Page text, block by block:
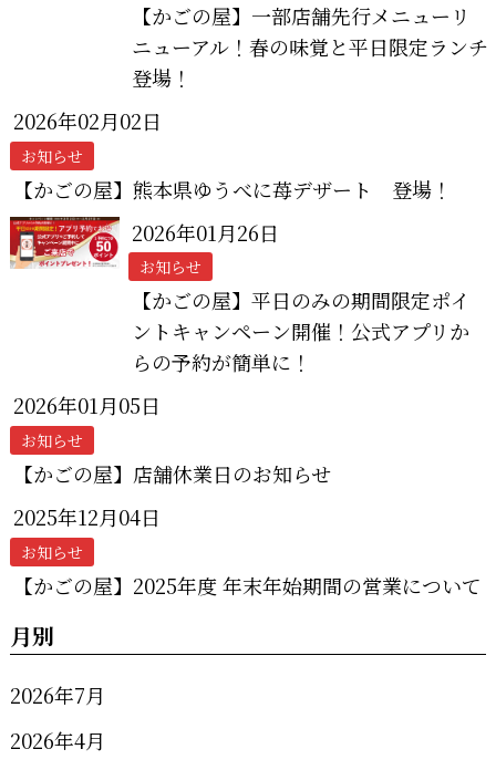
【かごの屋】一部店舗先行メニューリ
ニューアル！春の味覚と平日限定ランチ
登場！
2026年02月02日
お知らせ
【かごの屋】熊本県ゆうべに苺デザート 登場！
2026年01月26日
お知らせ
【かごの屋】平日のみの期間限定ポイ
ントキャンペーン開催！公式アプリか
らの予約が簡単に！
2026年01月05日
お知らせ
【かごの屋】店舗休業日のお知らせ
2025年12月04日
お知らせ
【かごの屋】2025年度 年末年始期間の営業について
月別
2026年7月
2026年4月